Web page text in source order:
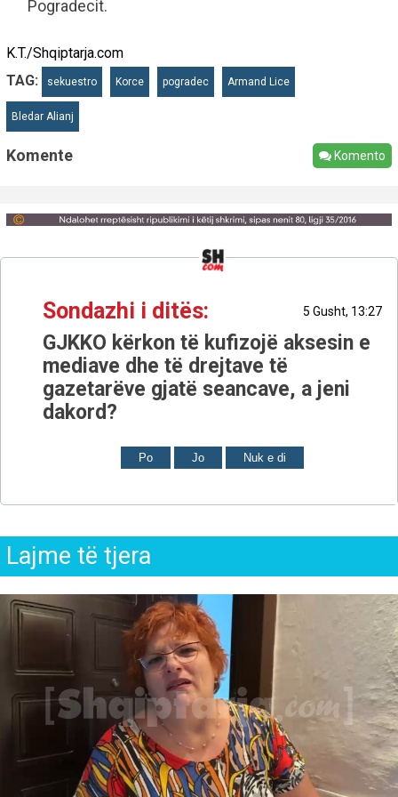
Pogradecit.
K.T./Shqiptarja.com
TAG:
sekuestro Korce pogradec Armand Lice
Bledar Alianj
Komente Komento
Sondazhi i ditës: 5 Gusht, 13:27
GJKKO kërkon të kufizojë aksesin e
mediave dhe të drejtave të
gazetarëve gjatë seancave, a jeni
dakord?
Po Jo Nuk e di
Lajme të tjera